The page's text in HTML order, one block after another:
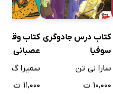
کتاب درس جادوگری
سوفیا
سارا نی تن
۱۰,۰۰۰ ت
کتاب وقتی
عصبانی
سمیرا
۱۱,۰۰۰ ت